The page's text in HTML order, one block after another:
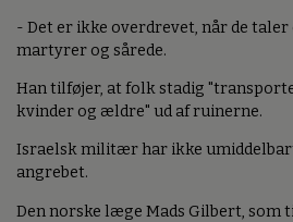
- Det er ikke overdrevet, når de
martyrer og sårede.
Han tilføjer, at folk stadig
kvinder og ældre" ud af ruinerne.
Israelsk militær har ikke
angrebet.
Den norske læge Mads Gilbert, som